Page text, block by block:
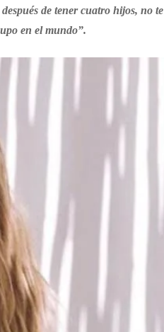
de tener cuatro hijos, no
en el mundo”.